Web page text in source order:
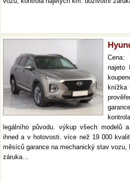
Cena:
najeto
legálního původu. výkup všech modelů
ihned a v hotovosti. více než 19 000
měsíců garance na mechanický stav
záruka…